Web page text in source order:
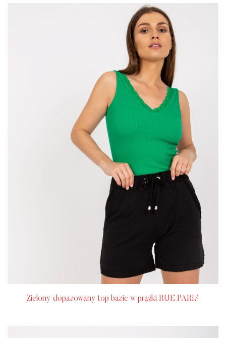
Zielony dopasowany top basic w prążki RUE PARIS